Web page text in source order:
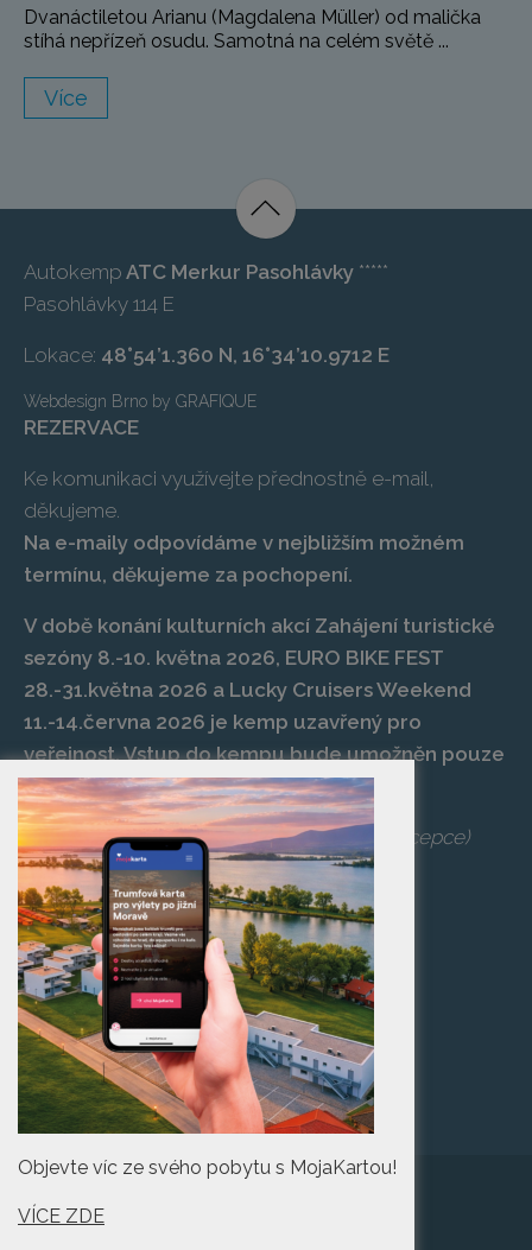
Dvanáctiletou Arianu (Magdalena Müller) od malička
stíhá nepřízeň osudu. Samotná na celém světě ...
Více
Autokemp ATC Merkur Pasohlávky *****
Pasohlávky 114 E
Lokace: 48°54’1.360 N, 16°34’10.9712 E
Webdesign Brno by GRAFIQUE
REZERVACE
Ke komunikaci využívejte přednostně e-mail,
děkujeme.
Na e-maily odpovídáme v nejbližším možném
termínu, děkujeme za pochopení.
V době konání kulturních akcí Zahájení turistické
sezóny 8.-10. května 2026, EURO BIKE FEST
28.-31.května 2026 a Lucky Cruisers Weekend
11.-14.června 2026 je kemp uzavřený pro
veřejnost. Vstup do kempu bude umožněn pouze
po zaplacení vstupenky na danou akci.
Telefon:+420 519 427 714,539 029 266
(recepce)
E-mail:camp@pasohlavky.cz
SPOJTE SE S NÁMI
Turistické informační
centrum Pasohlávky
Objevte víc ze svého pobytu s MojaKartou!
VÍCE ZDE